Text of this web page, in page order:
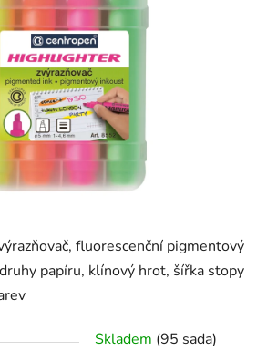
fluorescenční pigmentový
papíru, klínový hrot, šířka stopy
Skladem (95 sada)